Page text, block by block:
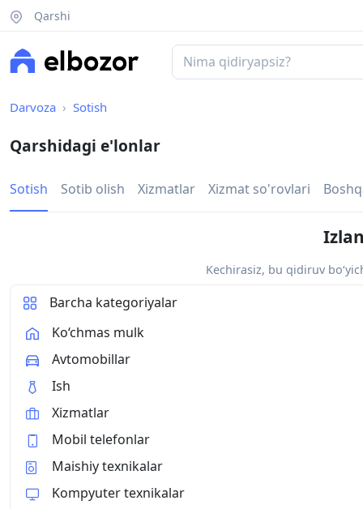
Qarshi
Darvoza Sotish
Qarshidagi e'lonlar
Sotish Sotib olish Xizmatlar Xizmat so'rovlari
Kechirasiz, bu qidiruv
Barcha kategoriyalar
Ko‘chmas mulk
Avtomobillar
Ish
Xizmatlar
Mobil telefonlar
Maishiy texnikalar
Kompyuter texnikalar